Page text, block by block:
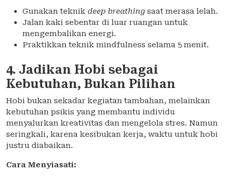
Gunakan teknik deep breathing saat merasa lelah.
Jalan kaki sebentar di luar ruangan untuk
mengembalikan energi.
Praktikkan teknik mindfulness selama 5 menit.
4. Jadikan Hobi sebagai
Kebutuhan, Bukan Pilihan
Hobi bukan sekadar kegiatan tambahan, melainkan
kebutuhan psikis yang membantu individu
menyalurkan kreativitas dan mengelola stres. Namun
seringkali, karena kesibukan kerja, waktu untuk hobi
justru diabaikan.
Cara Menyiasati: